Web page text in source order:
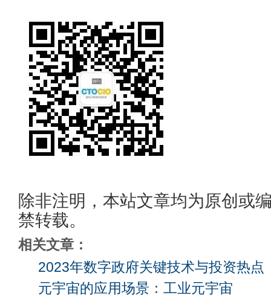
除非注明，本站文章均为原创或
禁转载。
相关文章：
2023年数字政府关键技术与投资热点
元宇宙的应用场景：工业元宇宙